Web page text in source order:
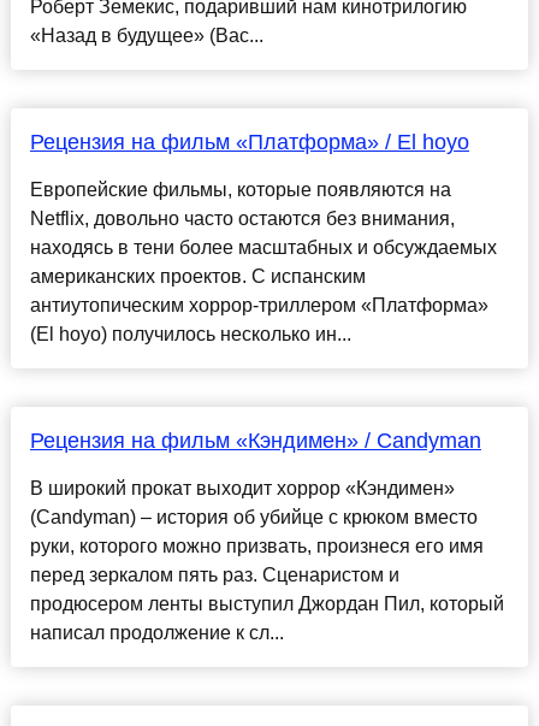
Роберт Земекис, подаривший нам кинотрилогию
«Назад в будущее» (Bac...
Рецензия на фильм «Платформа» / El hoyo
Европейские фильмы, которые появляются на
Netflix, довольно часто остаются без внимания,
находясь в тени более масштабных и обсуждаемых
американских проектов. С испанским
антиутопическим хоррор-триллером «Платформа»
(El hoyo) получилось несколько ин...
Рецензия на фильм «Кэндимен» / Candyman
В широкий прокат выходит хоррор «Кэндимен»
(Candyman) – история об убийце с крюком вместо
руки, которого можно призвать, произнеся его имя
перед зеркалом пять раз. Сценаристом и
продюсером ленты выступил Джордан Пил, который
написал продолжение к сл...